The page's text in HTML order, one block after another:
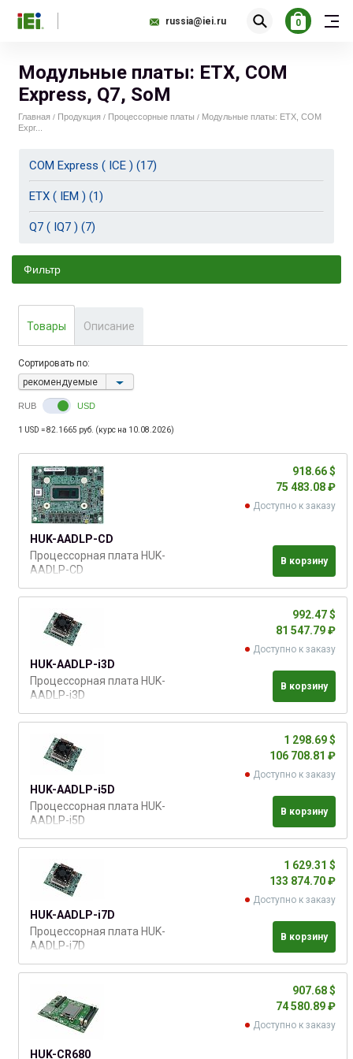
russia@iei.ru 0
Модульные платы: ETX, COM
Express, Q7, SoM
Главная / Продукция / Процессорные платы / Модульные платы: ETX, COM
Expr...
COM Express ( ICE ) (17)
ETX ( IEM ) (1)
Q7 ( IQ7 ) (7)
Фильтр
Товары Описание
Сортировать по:
рекомендуемые
RUB USD
1 USD = 82.1665 руб. (курс на 10.08.2026)
HUK-AADLP-CD
Процессорная плата HUK-
AADLP-CD
918.66 $
75 483.08 ₽
Доступно к заказу
В корзину
HUK-AADLP-i3D
Процессорная плата HUK-
AADLP-i3D
992.47 $
81 547.79 ₽
Доступно к заказу
В корзину
HUK-AADLP-i5D
Процессорная плата HUK-
AADLP-i5D
1 298.69 $
106 708.81 ₽
Доступно к заказу
В корзину
HUK-AADLP-i7D
Процессорная плата HUK-
AADLP-i7D
1 629.31 $
133 874.70 ₽
Доступно к заказу
В корзину
HUK-CR680
907.68 $
74 580.89 ₽
Доступно к заказу